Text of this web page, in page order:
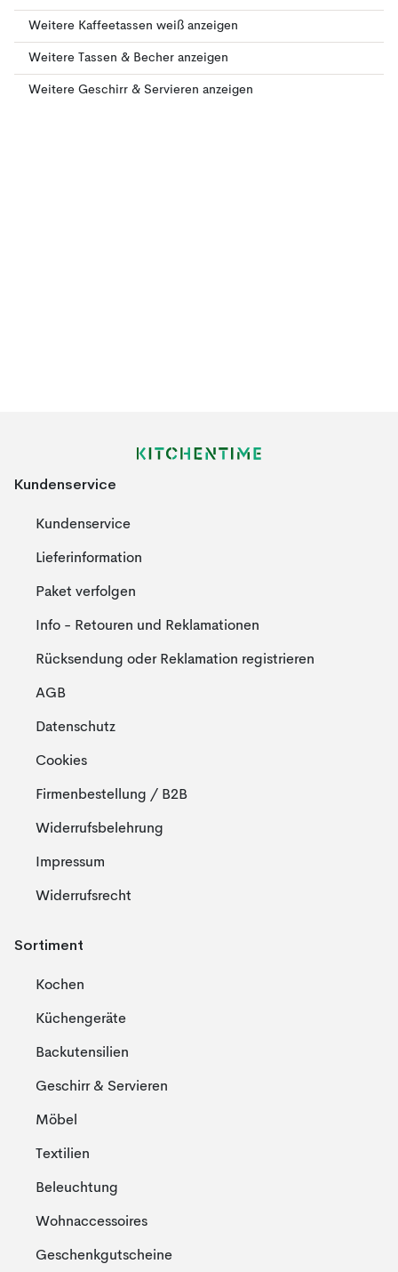
Weitere Kaffeetassen weiß anzeigen
Weitere Tassen & Becher anzeigen
Weitere Geschirr & Servieren anzeigen
Kundenservice
Kundenservice
Lieferinformation
Paket verfolgen
Info - Retouren und Reklamationen
Rücksendung oder Reklamation registrieren
AGB
Datenschutz
Cookies
Firmenbestellung / B2B
Widerrufsbelehrung
Impressum
Widerrufsrecht
Sortiment
Kochen
Küchengeräte
Backutensilien
Geschirr & Servieren
Möbel
Textilien
Beleuchtung
Wohnaccessoires
Geschenkgutscheine